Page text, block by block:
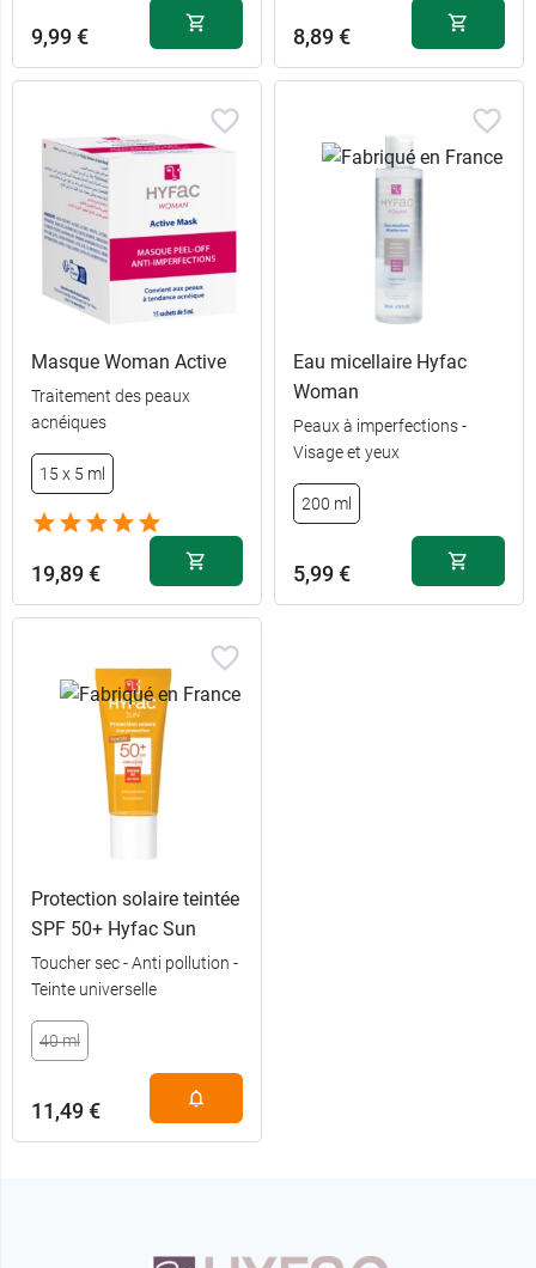
9,99 € 8,89 €
Masque Woman Active
Traitement des peaux
acnéiques
15 x 5 ml
19,89 €
Eau micellaire Hyfac
Woman
Peaux à imperfections -
Visage et yeux
200 ml
5,99 €
Protection solaire teintée
SPF 50+ Hyfac Sun
Toucher sec - Anti pollution -
Teinte universelle
40 ml
11,49 €